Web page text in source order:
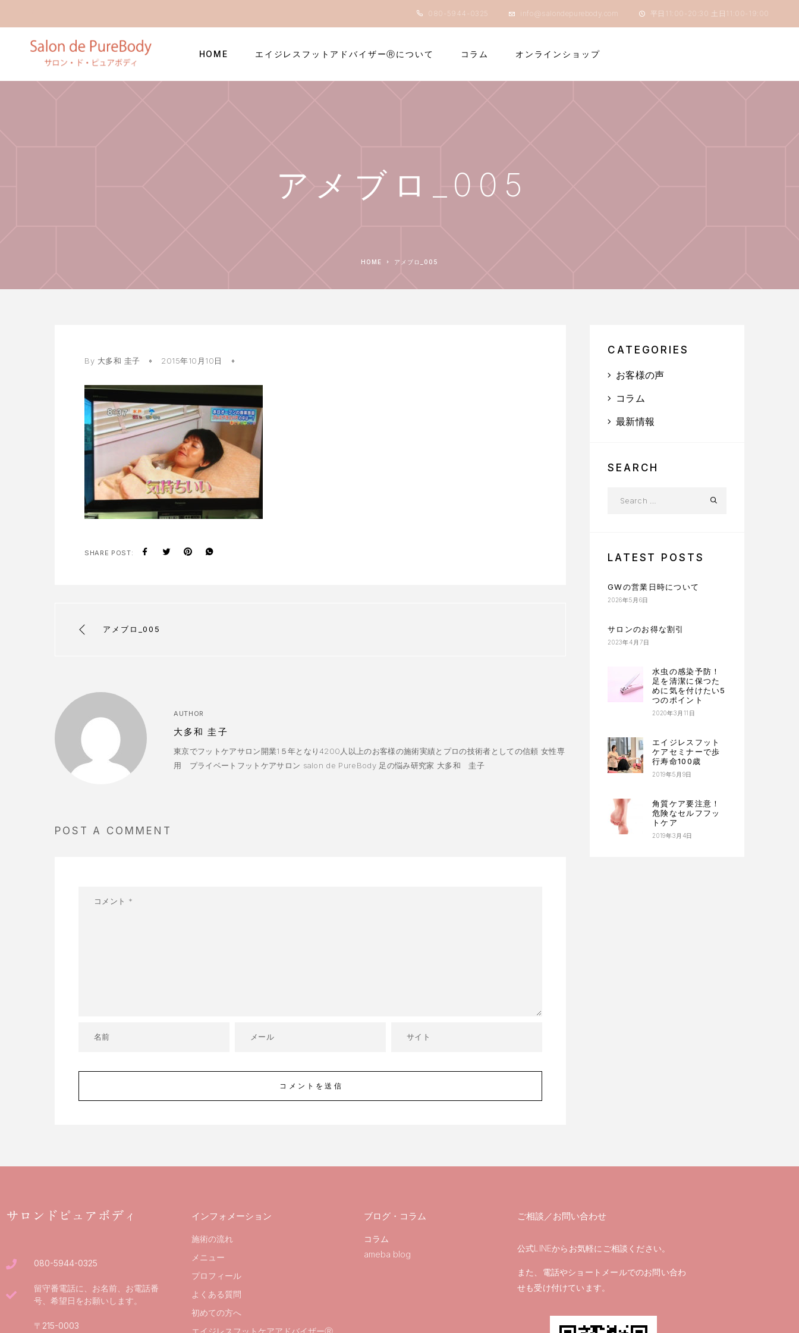
080-5944-0325 info@salondepurebody.com 平日11:00-20:30 土日11:00-19:00
HOME エイジレスフットアドバイザーⓇについて コラム オンラインショップ
アメブロ_005
HOME アメブロ_005
By 大多和 圭子 2015年10月10日
SHARE POST:
アメブロ_005
AUTHOR
大多和 圭子
東京でフットケアサロン開業1５年となり4200人以上のお客様の施術実績とプロの技術者としての信頼 女性専
用 プライベートフットケアサロン salon de PureBody 足の悩み研究家 大多和 圭子
POST A COMMENT
コメントを送信
CATEGORIES
お客様の声
コラム
最新情報
SEARCH
LATEST POSTS
GWの営業日時について
2026年5月6日
サロンのお得な割引
2023年4月7日
水虫の感染予防！
足を清潔に保つた
めに気を付けたい5
つのポイント
2020年3月11日
エイジレスフット
ケアセミナーで歩
行寿命100歳
2019年5月9日
角質ケア要注意！
危険なセルフフッ
トケア
2019年3月4日
サロンドピュアボディ
080-5944-0325
留守番電話に、お名前、お電話番
号、希望日をお願いします。
〒215-0003
インフォメーション
施術の流れ
メニュー
プロフィール
よくある質問
初めての方へ
ブログ・コラム
コラム
ameba blog
ご相談／お問い合わせ
公式LINEからお気軽にご相談ください。
また、電話やショートメールでのお問い合わ
せも受け付けています。